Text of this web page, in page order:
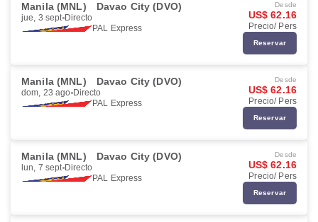
Manila (MNL) Davao City (DVO)
jue, 3 sept Directo
PAL Express
Desde
US$ 62.16
Precio/ Pers
Reservar
Manila (MNL) Davao City (DVO)
dom, 23 ago Directo
PAL Express
Desde
US$ 62.16
Precio/ Pers
Reservar
Manila (MNL) Davao City (DVO)
lun, 7 sept Directo
PAL Express
Desde
US$ 62.16
Precio/ Pers
Reservar